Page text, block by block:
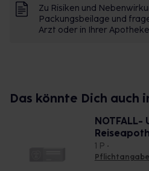
Zu Risiken und
Packungsbeilage und
Arzt oder in Ihrer
Das könnte Dich auch
NOTFALL-
1 P •